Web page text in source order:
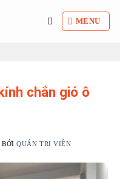
MENU
chắn gió ô
BỞIQUẢN TRỊ VIÊN